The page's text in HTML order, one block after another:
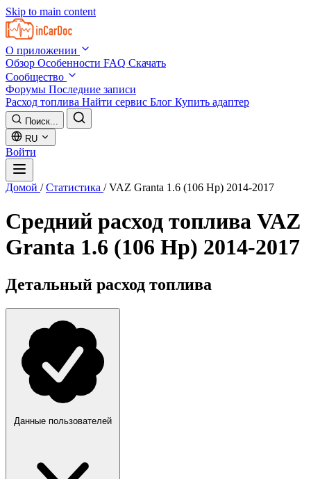
Skip to main content
О приложении
Обзор Особенности FAQ Скачать
Сообщество
Форумы Последние записи
Расход топлива Найти сервис Блог Купить адаптер
Поиск...
RU
Войти
Домой / Статистика / VAZ Granta 1.6 (106 Hp) 2014-2017
Средний расход топлива VAZ
Granta 1.6 (106 Hp) 2014-2017
Детальный расход топлива
Данные пользователей